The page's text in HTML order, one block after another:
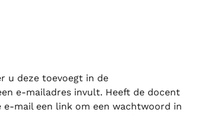
u deze toevoegt in de
e-mailadres invult. Heeft de docent
e-mail een link om een wachtwoord in